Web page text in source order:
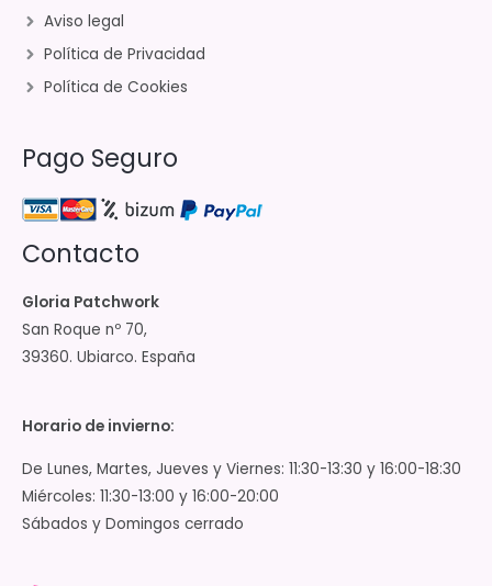
Aviso legal
Política de Privacidad
Política de Cookies
Pago Seguro
Contacto
Gloria Patchwork
San Roque nº 70,
39360. Ubiarco. España
Horario de invierno:
De Lunes, Martes, Jueves y Viernes: 11:30-13:30 y 16:00-18:30
Miércoles: 11:30-13:00 y 16:00-20:00
Sábados y Domingos cerrado